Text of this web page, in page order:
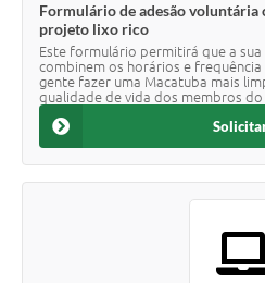
Formulário de adesão
projeto lixo rico
Este formulário permitirá que a sua
combinem os horários e frequência
gente fazer uma Macatuba mais
qualidade de vida dos membros do